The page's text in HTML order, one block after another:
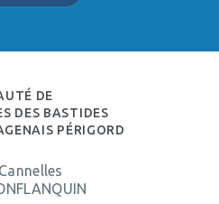
DE
DES BASTIDES
PÉRIGORD